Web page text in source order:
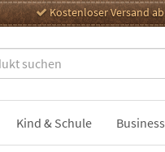
Kostenloser Versand ab
Kind & Schule Business